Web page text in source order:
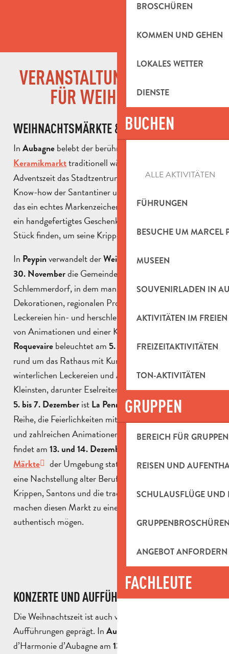
BROSCHÜREN
KOMMEN UND GEHEN
LOKALES WETTER
DIENSTE
BUCHEN
ALLE AKTIVITÄTEN
FÜHRUNGEN
BESUCHE UM MARCEL
MUSEEN
SOUVENIRLADEN IN
AKTIVITÄTEN IM FREIEN
FREIZEITAKTIVITÄTEN
TON-AKTIVITÄTEN
GRUPPEN
BEREICH FÜR GRUPPEN
REISEN UND
SCHULAUSFLÜGE UND
ANGEBOT ANFORDERN
FACHLEUTE
WEIHNACHTSMÄRKTE
KONZERTE UND AUFFÜHRUNGEN
FEUERWERK UND PARADEN
FAMILIENAKTIVITÄTEN
KULTURELLE AKTIVITÄTEN
AKTIVITÄTEN IM FREIEN
VERANSTALTUNGSKALENDER
FÜR WEIHNACHTEN
WEIHNACHTSMÄRKTE & KUNSTHANDWERK
InAubagne belebt der berühmte
Keramikmarkttraditionell während der gesamten
Adventszeit das Stadtzentrum. Hier kann man das
Know-how der Santantiner und Keramiker entdecken,
das ein echtes Markenzeichen der Region ist, und leicht
ein handgefertigtes Geschenk oder ein authentisches
Stück finden, um seine Krippe zu vervollständigen.
In Peypinverwandelt derWeihnachtsmarktam
30. Novemberdie Gemeinde in ein kleines, festliches
Schlemmerdorf, in dem man zwischen Ständen mit
Dekorationen, regionalen Produkten und winterlichen
Leckereien hin- und herschlendern kann, während man
von Animationen und einer Kutschfahrt profitiert.
Roquevaire beleuchtet am 5. Dezemberdie Straßen
rund um das Rathaus mit Kunsthandwerkern,
winterlichen Leckereien und Aktivitäten für die
Kleinsten, darunter Eselreiten und ein Jahrmarkt.Vom
5. bis 7. Dezember ist La Penne sur Huveaunean der
Reihe, die Feierlichkeiten mit einemWeihnachtsmarkt
und zahlreichen Animationen zu eröffnen. InAuriol
findet am13. und 14. Dezember
Märkte
der Umgebung statt: Über 100 Handwerker,
eine Nachstellung alter Berufe, Gastronomiestände,
Krippen, Santons und die traditionelle Weihnachtstafel
machen diesen Markt zu einem Muss für alle, die es
authentisch mögen.
KONZERTE UND AUFFÜHRUNGEN
Die Weihnachtszeit ist auch von zauberhaften
Aufführungen geprägt. InAubagne
d’Harmonie d’Aubagne am 13. und 14. Dezember